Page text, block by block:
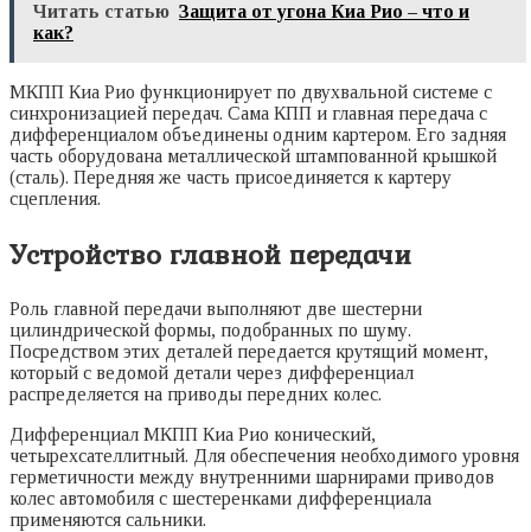
Читать статью Защита от угона Киа Рио – что и
как?
МКПП Киа Рио функционирует по двухвальной системе с
синхронизацией передач. Сама КПП и главная передача с
дифференциалом объединены одним картером. Его задняя
часть оборудована металлической штампованной крышкой
(сталь). Передняя же часть присоединяется к картеру
сцепления.
Устройство главной передачи
Роль главной передачи выполняют две шестерни
цилиндрической формы, подобранных по шуму.
Посредством этих деталей передается крутящий момент,
который с ведомой детали через дифференциал
распределяется на приводы передних колес.
Дифференциал МКПП Киа Рио конический,
четырехсателлитный. Для обеспечения необходимого уровня
герметичности между внутренними шарнирами приводов
колес автомобиля с шестеренками дифференциала
применяются сальники.